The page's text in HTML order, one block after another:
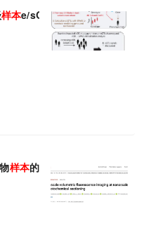
样本e/sQTL图谱，为GWAS“暗
样本的荧光成像